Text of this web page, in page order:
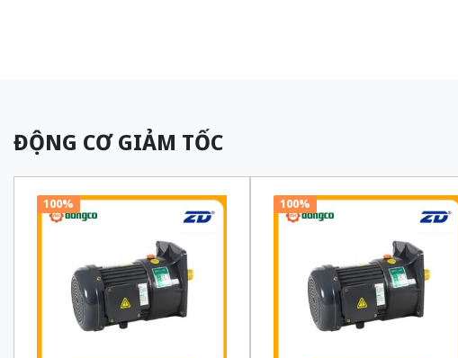
ĐỘNG CƠ GIẢM TỐC
100% 100%